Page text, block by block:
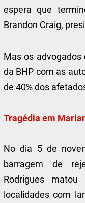
espera que
Brandon Craig,
Mas os
da BHP com as
de 40% dos
Tragédia em
No dia 5 de
barragem de
Rodrigues
localidades com